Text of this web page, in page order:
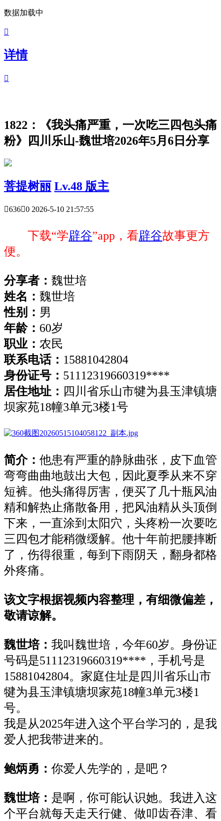
数据加载中

详情

1822：《我头痛严重，一次吃三四包头痛
粉》四川乐山-魏世培2026年5月6日分享
菩提树丽 Lv.48 版主
6360 2026-5-10 21:57:55
下载“学辟谷”app，看辟谷故事更方
便。
分享者： 魏世培
姓名： 魏世培
性别： 男
年龄： 60岁
职业： 农民
联系电话： 15881042804
身份证号： 51112319660319****
居住地址： 四川省乐山市犍为县玉津镇塘
坝家苑18幢3单元3楼1号
简介： 他患有严重的静脉曲张，皮下血管
弯弯曲曲地鼓出大包， 因此夏季从来不穿
短裤。他头痛得厉害 ， 便买了 几十瓶风油
精和解热止痛散备用，把风油精从头顶倒
下来，一直涂到太阳穴，头疼粉一次要吃
三四包才能稍微缓解。 他十年前把腰摔断
了， 伤得很重， 每到 下雨阴天，翻身都格
外疼痛。
该文字根据视频内容整理，有细微偏差 ，
敬请谅解。
魏世培： 我叫魏世培 ， 今年60岁。 身份证
号码是51112319660319**** ， 手机号是
15881042804。家庭住址是四川省乐山市
犍为县玉津镇塘坝家苑18幢3单元3楼1
号。
我是从2025年进入这个平台学习 的 ， 是我
爱人把我带进来的。
鲍炳勇： 你爱人先学的 ， 是吧？
魏世培： 是啊， 你可能认识她。我进入这
个平台就每天走天行健、 做叩齿吞津、看